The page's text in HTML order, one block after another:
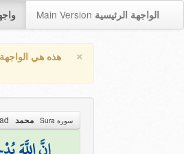
Main Version الواجهة الرئيسية
× هذه هي
سورة Sura محمد